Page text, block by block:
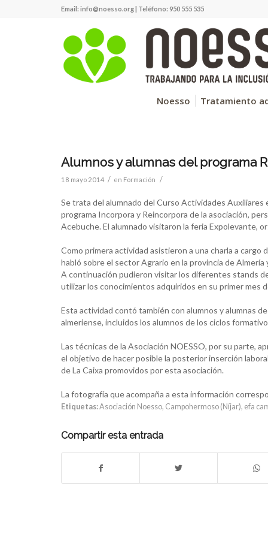
Email: info@noesso.org| Teléfono: 950 555 535
Noesso Tratamiento
Alumnos y alumnas del programa
18 mayo 2014 / en Formación /
Se trata del alumnado del Curso Actividades
programa Incorpora y Reincorpora de la asociación,
Acebuche. El alumnado visitaron la feria Expolevante,
Como primera actividad asistieron a una charla a cargo
habló sobre el sector Agrario en la provincia de
A continuación pudieron visitar los diferentes stands
utilizar los conocimientos adquiridos en su primer mes
Esta actividad contó también con alumnos y alumnas
almeriense, incluidos los alumnos de los ciclos
Las técnicas de la Asociación NOESSO, por su parte,
el objetivo de hacer posible la posterior inserción
de La Caixa promovidos por esta asociación.
La fotografía que acompaña a esta información
Etiquetas:Asociación Noesso, Campohermoso (Níjar), efa
Compartir esta entrada